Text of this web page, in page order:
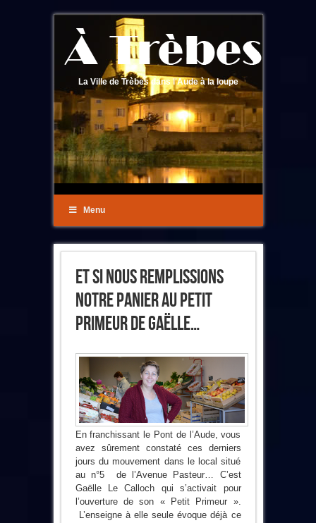
La Ville de Trèbes dans l'Aude à la loupe
Menu
Et Si Nous Remplissions
Notre Panier Au Petit
Primeur De Gaëlle…
En franchissant le Pont de l’Aude, vous
avez sûrement constaté ces derniers
jours du mouvement dans le local situé
au n°5 de l’Avenue Pasteur… C’est
Gaëlle Le Calloch qui s’activait pour
l’ouverture de son « Petit Primeur ».
L’enseigne à elle seule évoque déjà ce